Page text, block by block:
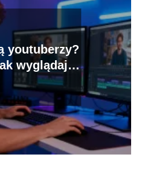
youtuberzy?
wyglądają
w sieci